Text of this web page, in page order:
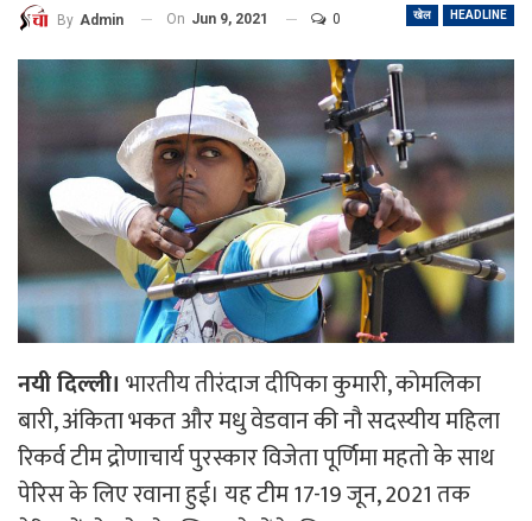
खेल HEADLINE
By Admin On Jun 9, 2021 0
नयी दिल्ली। भारतीय तीरंदाज दीपिका कुमारी, कोमलिका
बारी, अंकिता भकत और मधु वेडवान की नौ सदस्यीय महिला
रिकर्व टीम द्रोणाचार्य पुरस्कार विजेता पूर्णिमा महतो के साथ
पेरिस के लिए रवाना हुई। यह टीम 17-19 जून, 2021 तक